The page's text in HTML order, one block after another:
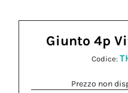
Giunto 4p
Codice:
Prezzo non